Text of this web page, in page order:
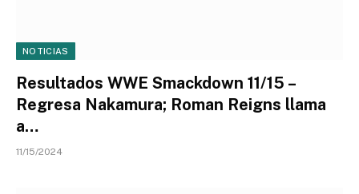
NOTICIAS
Resultados WWE Smackdown 11/15 –
Regresa Nakamura; Roman Reigns llama
a…
11/15/2024